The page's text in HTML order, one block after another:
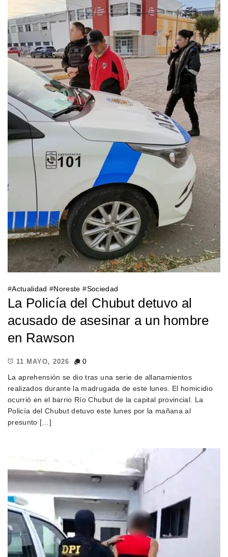
#Actualidad #Noreste #Sociedad
La Policía del Chubut detuvo al
acusado de asesinar a un hombre
en Rawson
11 MAYO, 2026
0
La aprehensión se dio tras una serie de allanamientos
realizados durante la madrugada de este lunes. El homicidio
ocurrió en el barrio Río Chubut de la capital provincial. La
Policía del Chubut detuvo este lunes por la mañana al
presunto […]